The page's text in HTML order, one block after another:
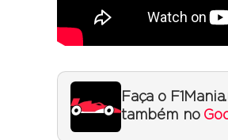
Faça o
também no